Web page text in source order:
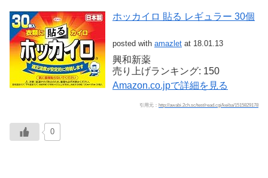
ホッカイロ 貼る レギュラー 30個
posted with amazlet at 18.01.13
興和新薬
売り上げランキング: 150
Amazon.co.jpで詳細を見る
引用元： http://awabi.2ch.sc/test/read.cgi/keiba/1515829178
0